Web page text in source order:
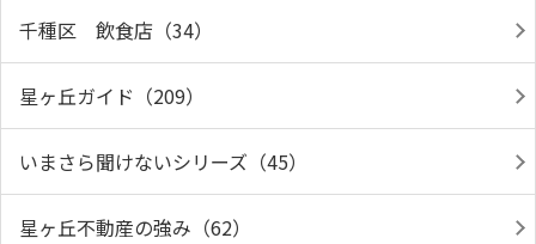
千種区 飲食店（34）
星ヶ丘ガイド（209）
いまさら聞けないシリーズ（45）
星ヶ丘不動産の強み（62）